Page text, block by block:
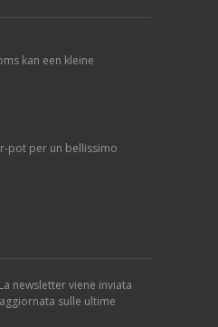
kan een kleine
pot per un bellissimo
newsletter viene inviata
sulle ultime